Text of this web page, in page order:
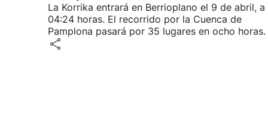
La Korrika entrará en Berrioplano el 9 de abril, a
04:24 horas. El recorrido por la Cuenca de
Pamplona pasará por 35 lugares en ocho horas.